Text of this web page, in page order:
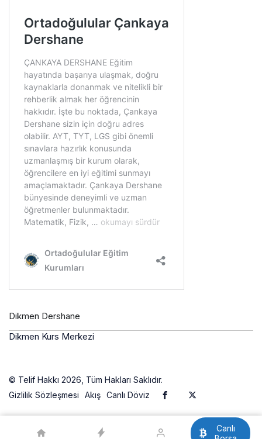
Dikmen Dershane
Dikmen Kurs Merkezi
© Telif Hakkı 2026, Tüm Hakları Saklıdır.
Gizlilik Sözleşmesi
Akış Canlı Döviz
Canlı